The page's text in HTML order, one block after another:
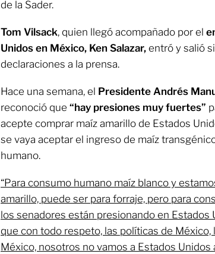
de la Sader.
Tom Vilsack, quien llegó acompañado por el
Unidos en México, Ken Salazar, entró y salió
declaraciones a la prensa.
Hace una semana, el Presidente Andrés
reconoció que “hay presiones muy fuertes”
acepte comprar maíz amarillo de Estados
se vaya aceptar el ingreso de maíz
humano.
“Para consumo humano maíz blanco y
amarillo, puede ser para forraje, pero para
los senadores están presionando en Estados
que con todo respeto, las políticas de México,
México, nosotros no vamos a Estados Unidos